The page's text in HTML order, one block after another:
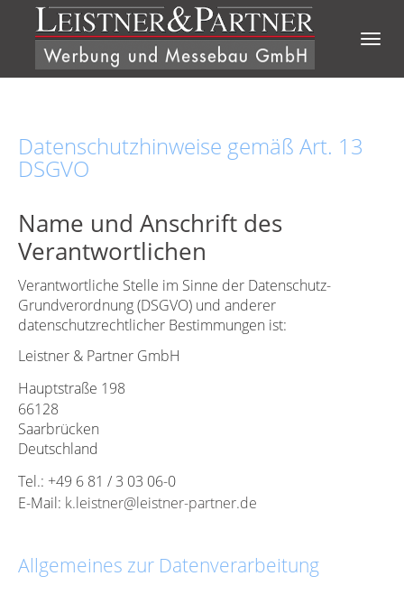
Direkt zum Inhalt
Datenschutzhinweise gemäß Art. 13
DSGVO
Name und Anschrift des
Verantwortlichen
Verantwortliche Stelle im Sinne der Datenschutz-
Grundverordnung (DSGVO) und anderer
datenschutzrechtlicher Bestimmungen ist:
Leistner & Partner GmbH
Hauptstraße 198
66128
Saarbrücken
Deutschland
Tel.: +49 6 81 / 3 03 06-0
E-Mail: k.leistner@leistner-partner.de
Allgemeines zur Datenverarbeitung